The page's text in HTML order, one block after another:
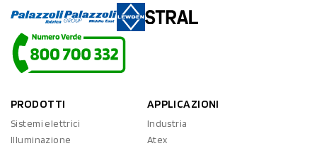
PRODOTTI
Sistemi elettrici
Illuminazione
APPLICAZIONI
Industria
Atex